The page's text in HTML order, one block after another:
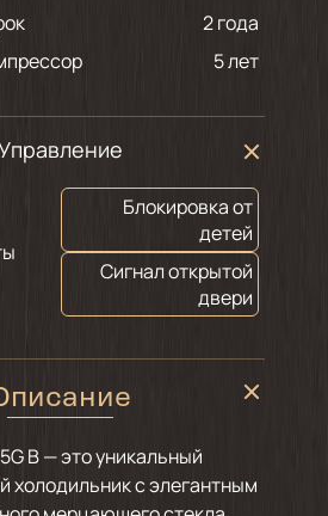
2 года
5 лет
Блокировка от
детей
Сигнал открытой
двери
B — это уникальный
холодильник с элегантным